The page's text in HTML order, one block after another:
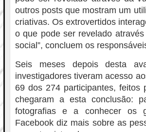
outros posts que mostram um
criativas. Os extrovertidos
o que pode ser revelado
social”, concluem os
Seis meses depois desta
investigadores tiveram acesso
69 dos 274 participantes, feitos
chegaram a esta conclusão:
fotografias e a conhecer os
Facebook diz mais sobre as